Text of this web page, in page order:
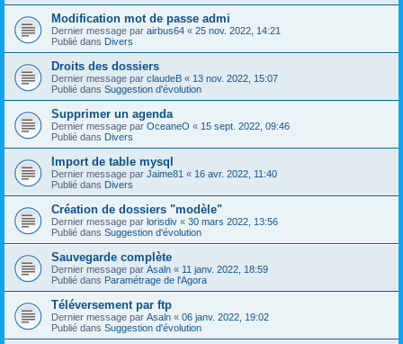
Modification mot de passe admi
Dernier message par airbus64 « 25 nov. 2022, 14:21
Publié dans Divers
Droits des dossiers
Dernier message par claudeB « 13 nov. 2022, 15:07
Publié dans Suggestion d'évolution
Supprimer un agenda
Dernier message par OceaneO « 15 sept. 2022, 09:46
Publié dans Divers
Import de table mysql
Dernier message par Jaime81 « 16 avr. 2022, 11:40
Publié dans Divers
Création de dossiers "modèle"
Dernier message par lorisdiv « 30 mars 2022, 13:56
Publié dans Suggestion d'évolution
Sauvegarde complète
Dernier message par Asaln « 11 janv. 2022, 18:59
Publié dans Paramétrage de l'Agora
Téléversement par ftp
Dernier message par Asaln « 06 janv. 2022, 19:02
Publié dans Suggestion d'évolution